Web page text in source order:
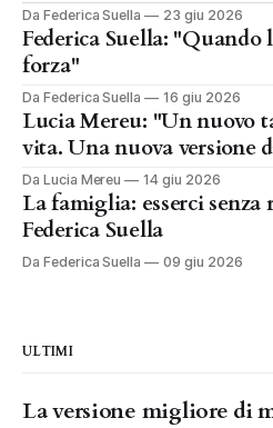
Da Federica Suella 23 giu 2026
Federica Suella: "Quando
forza"
Da Federica Suella 16 giu 2026
Lucia Mereu: "Un nuovo
vita. Una nuova versione
Da Lucia Mereu 14 giu 2026
La famiglia: esserci senza
Federica Suella
Da Federica Suella 09 giu 2026
ULTIMI
La versione migliore di